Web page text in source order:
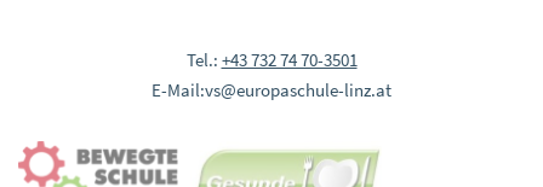
Tel.: +43 732 74 70-3501
E-Mail:vs@europaschule-linz.at